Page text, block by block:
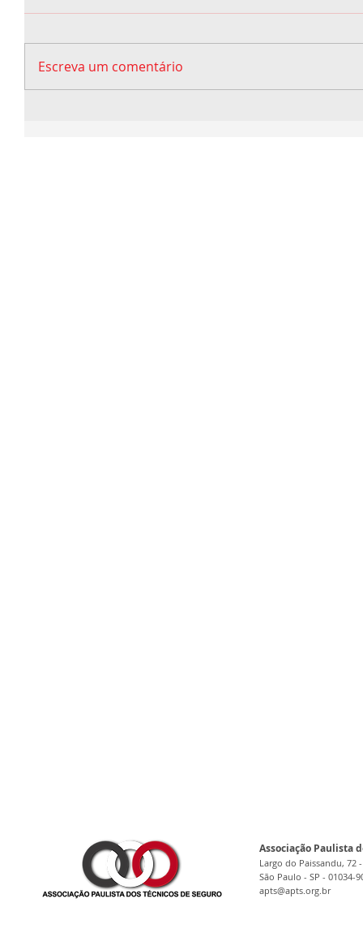
Escreva um comentário
Associação Paulista
Largo do Paissandu, 72
São Paulo - SP - 01034-
apts@apts.org.br